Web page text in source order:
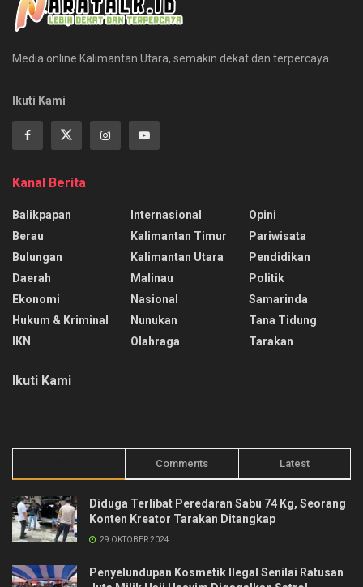
Media online Kalimantan Utara, semakin dekat dan terpercaya
Ikuti Kami
Kanal Berita
Balikpapan
Berau
Bulungan
Daerah
Ekonomi
Hukum & Kriminal
IKN
Internasional
Kalimantan Timur
Kalimantan Utara
Malinau
Nasional
Nunukan
Olahraga
Opini
Pariwisata
Pendidikan
Politik
Samarinda
Tana Tidung
Tarakan
Ikuti Kami
Comments Latest
Diduga Terlibat Peredaran Sabu 74 Kg, Seorang
Konten Kreator Tarakan Ditangkap
29 OKTOBER 2024
Penyelundupan Kosmetik Ilegal Senilai Ratusan